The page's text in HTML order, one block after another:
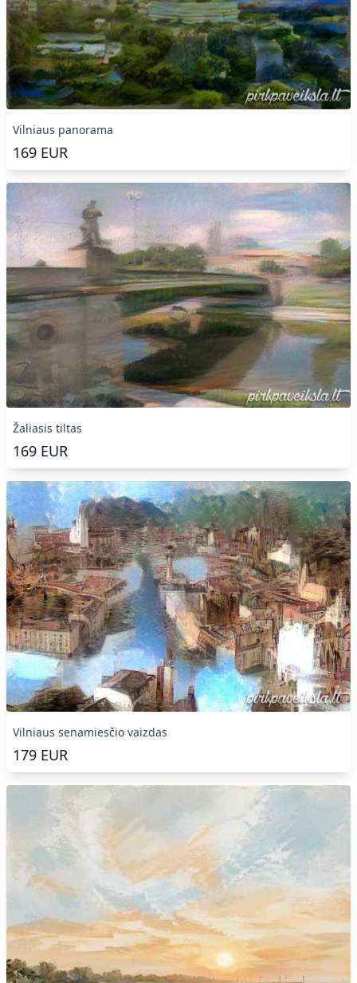
Vilniaus panorama
169 EUR
Žaliasis tiltas
169 EUR
Vilniaus senamiesčio vaizdas
179 EUR